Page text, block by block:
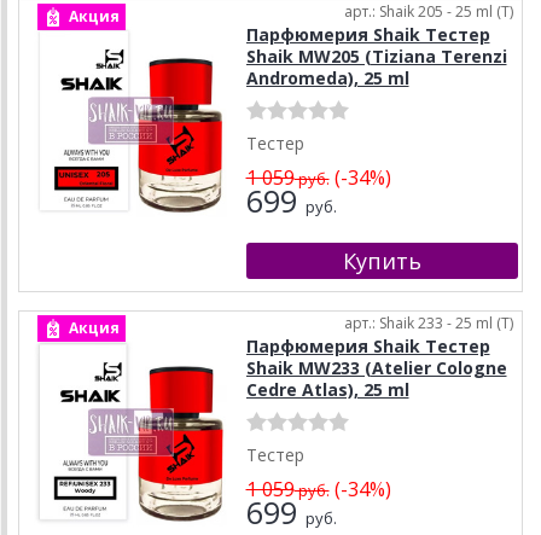
Акция арт.: Shaik 205 - 25 ml (T)
Парфюмерия Shaik Тестер
Shaik MW205 (Tiziana Terenzi
Andromeda), 25 ml
Тестер
1 059руб.(-34%)
699 руб.
Акция арт.: Shaik 233 - 25 ml (T)
Парфюмерия Shaik Тестер
Shaik MW233 (Atelier Cologne
Cedre Atlas), 25 ml
Тестер
1 059руб.(-34%)
699 руб.